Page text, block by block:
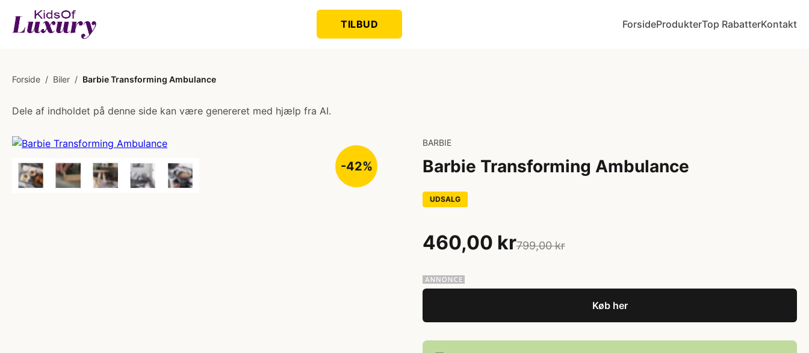
TILBUD ForsideProdukterTop RabatterKontakt
Forside / Biler / Barbie Transforming Ambulance
Dele af indholdet på denne side kan være genereret med hjælp fra AI.
-42%
BARBIE
Barbie Transforming Ambulance
UDSALG
460,00 kr799,00 kr
Køb her